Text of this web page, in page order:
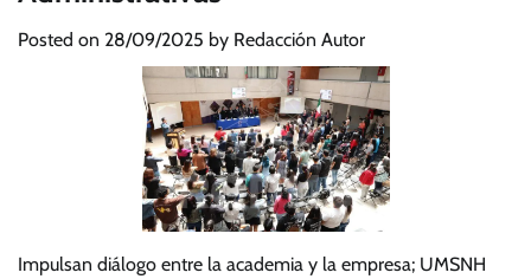
Posted on 28/09/2025 by Redacción Autor
Impulsan diálogo entre la academia y la empresa; UMSNH